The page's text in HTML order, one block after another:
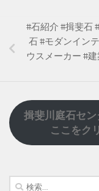
#石紹介 #揖斐石
石 #モダンイン
ウスメーカー #
揖斐川庭石セン
ここをク
検